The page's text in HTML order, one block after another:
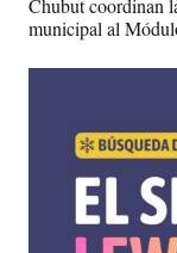
municipal al